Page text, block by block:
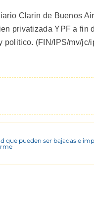
Clarin de Buenos
privatizada YPF a fin
politico. (FIN/IPS/mv/jc/
que pueden ser bajadas e